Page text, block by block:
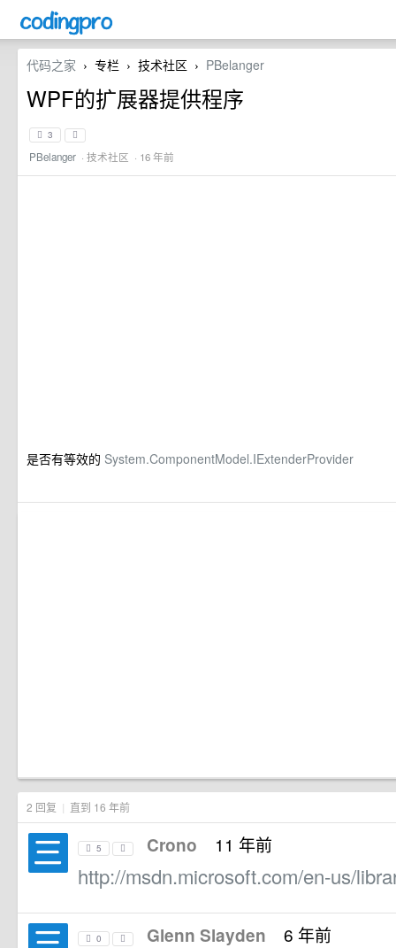
代码之家 › 专栏 › 技术社区 › PBelanger
WPF的扩展器提供程序
3
PBelanger · 技术社区 · 16 年前
是否有等效的 System.ComponentModel.IExtenderProvider
2 回复 | 直到 16 年前
5 Crono 11 年前
http://msdn.microsoft.com/en-us/
0 Glenn Slayden 6 年前